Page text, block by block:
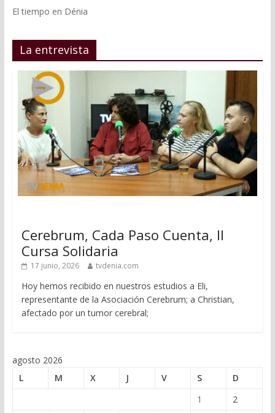
El tiempo en Dénia
La entrevista
Cerebrum, Cada Paso Cuenta, II
Cursa Solidaria
17 junio, 2026 tvdenia.com
Hoy hemos recibido en nuestros estudios a Eli,
representante de la Asociación Cerebrum; a Christian,
afectado por un tumor cerebral;
agosto 2026
L
M X J V S
D
1
2